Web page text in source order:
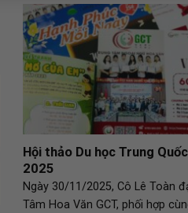
Hội thảo Du học Trung
2025
Ngày 30/11/2025, Cô Lê Toàn
Tâm Hoa Văn GCT, phối hợp